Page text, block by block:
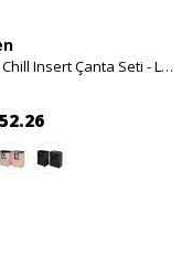
Tidy & Chill Insert Çanta Seti - Large